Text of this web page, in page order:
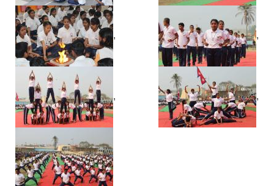
, ,
, ,